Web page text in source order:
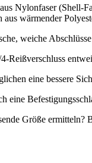
Nylonfaser (Shell-
aus wärmender
weiche
Reißverschluss
eine bessere
eine
Größe